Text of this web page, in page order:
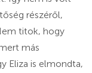
részéről,
titok, hogy
más
Eliza is elmondta,